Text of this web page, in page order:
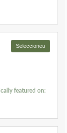
featured on:
Seleccioneu